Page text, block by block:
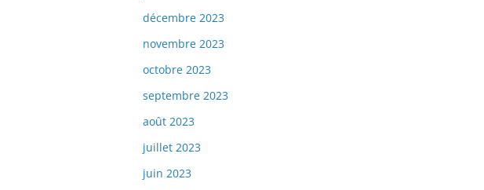
décembre 2023
novembre 2023
octobre 2023
septembre 2023
août 2023
juillet 2023
juin 2023